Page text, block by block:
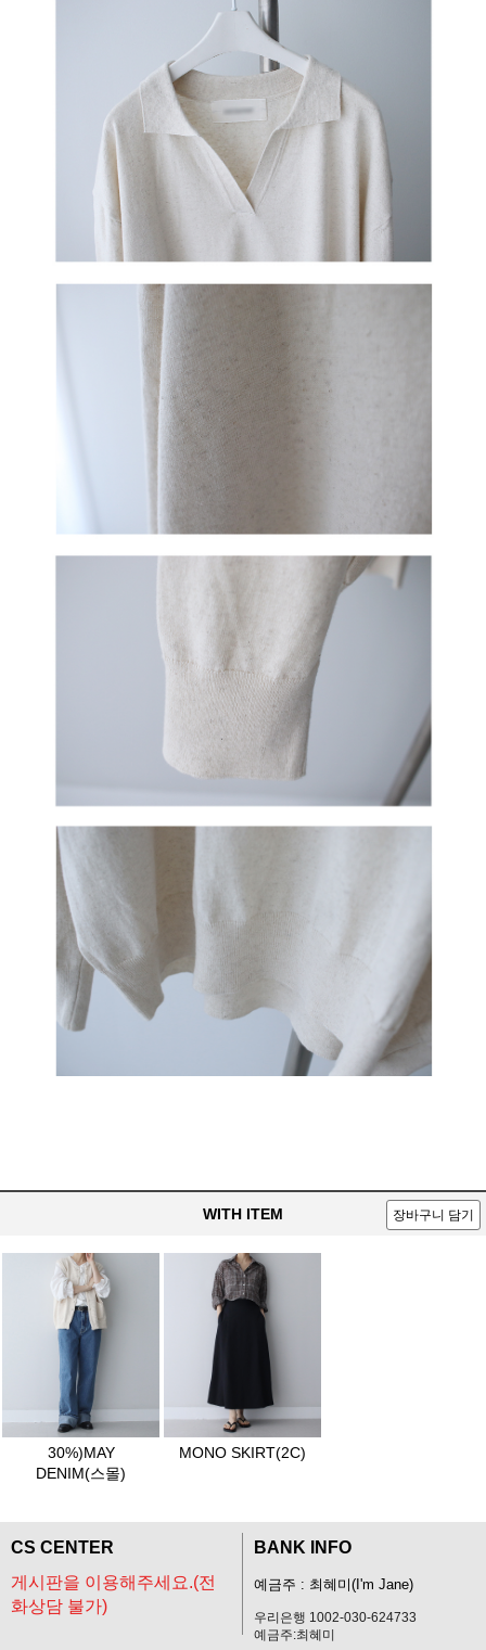
WITH ITEM 장바구니 담기
30%)MAY
DENIM(스몰)
MONO SKIRT(2C)
CS CENTER
게시판을 이용해주세요.(전
화상담 불가)
BANK INFO
예금주 : 최혜미(I'm Jane)
우리은행 1002-030-624733
예금주:최혜미